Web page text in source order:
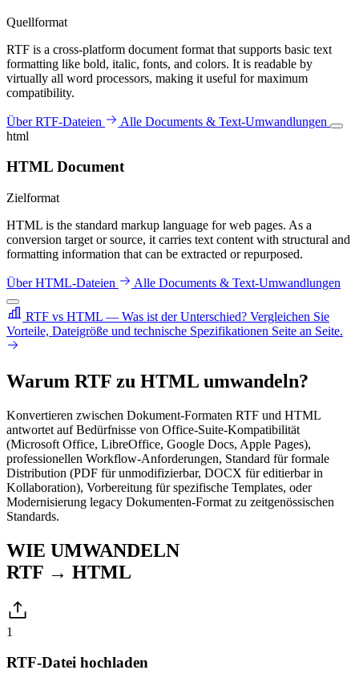
Quellformat
RTF is a cross-platform document format that supports basic text
formatting like bold, italic, fonts, and colors. It is readable by
virtually all word processors, making it useful for maximum
compatibility.
Über RTF-Dateien
Alle Documents & Text-Umwandlungen
html
HTML Document
Zielformat
HTML is the standard markup language for web pages. As a
conversion target or source, it carries text content with structural and
formatting information that can be extracted or repurposed.
Über HTML-Dateien Alle Documents & Text-Umwandlungen
RTF vs HTML — Was ist der Unterschied? Vergleichen Sie
Vorteile, Dateigröße und technische Spezifikationen Seite an Seite.
Warum RTF zu HTML umwandeln?
Konvertieren zwischen Dokument-Formaten RTF und HTML
antwortet auf Bedürfnisse von Office-Suite-Kompatibilität
(Microsoft Office, LibreOffice, Google Docs, Apple Pages),
professionellen Workflow-Anforderungen, Standard für formale
Distribution (PDF für unmodifizierbar, DOCX für editierbar in
Kollaboration), Vorbereitung für spezifische Templates, oder
Modernisierung legacy Dokumenten-Format zu zeitgenössischen
Standards.
WIE UMWANDELN
RTF → HTML
1
RTF-Datei hochladen